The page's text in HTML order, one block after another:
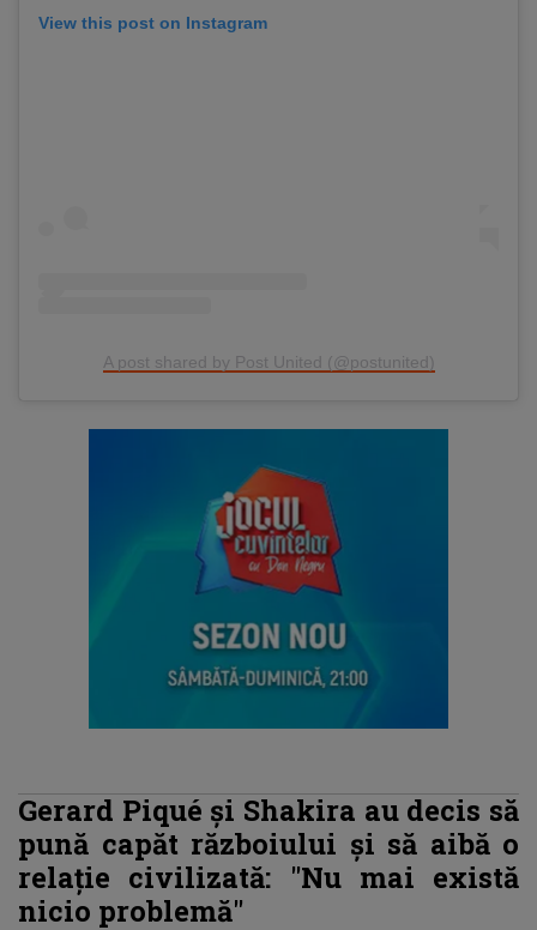
View this post on Instagram
A post shared by Post United (@postunited)
Gerard Piqué și Shakira au decis să
pună capăt războiului și să aibă o
relație civilizată: "Nu mai există
nicio problemă"